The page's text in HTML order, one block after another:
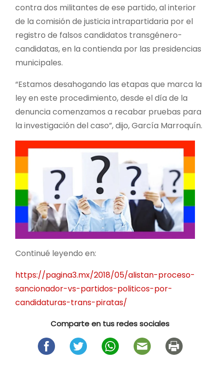
contra dos militantes de ese partido, al interior
de la comisión de justicia intrapartidaria por el
registro de falsos candidatos transgénero-
candidatas, en la contienda por las presidencias
municipales.
“Estamos desahogando las etapas que marca la
ley en este procedimiento, desde el día de la
denuncia comenzamos a recabar pruebas para
la investigación del caso”, dijo, García Marroquín.
Continué leyendo en:
https://pagina3.mx/2018/05/alistan-proceso-
sancionador-vs-partidos-politicos-por-
candidaturas-trans-piratas/
Comparte en tus redes sociales